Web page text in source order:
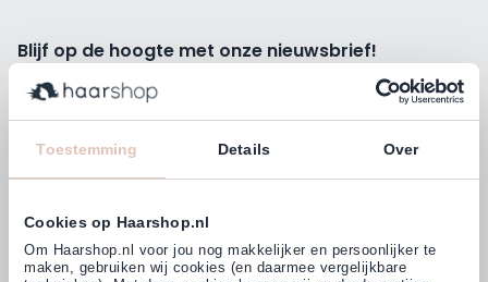
Toestemming Details Over
Cookies op Haarshop.nl
Om Haarshop.nl voor jou nog makkelijker en persoonlijker te
maken, gebruiken wij cookies (en daarmee vergelijkbare
Blijf op de hoogte met onze nieuwsbrief!
Ontvang wekelijks de beste kortingsacties, tips en nieuws
rechtstreeks in jou e-mailbox.
E-mailadres
Inschrijven
Volg ons